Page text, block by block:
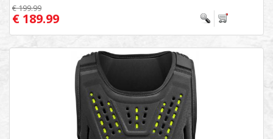
€ 199.99
€ 189.99